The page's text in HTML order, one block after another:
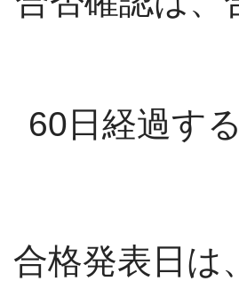
60日経過す
合格発表日は